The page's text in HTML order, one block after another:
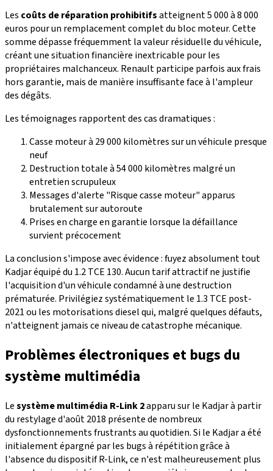
Les coûts de réparation prohibitifsatteignent 5 000 à 8 000
euros pour un remplacement complet du bloc moteur. Cette
somme dépasse fréquemment la valeur résiduelle du véhicule,
créant une situation financière inextricable pour les
propriétaires malchanceux. Renault participe parfois aux frais
hors garantie, mais de manière insuffisante face à l'ampleur
des dégâts.
Les témoignages rapportent des cas dramatiques :
Casse moteur à 29 000 kilomètres sur un véhicule presque
neuf
Destruction totale à 54 000 kilomètres malgré un
entretien scrupuleux
Messages d'alerte "Risque casse moteur" apparus
brutalement sur autoroute
Prises en charge en garantie lorsque la défaillance
survient précocement
La conclusion s'impose avec évidence : fuyez absolument tout
Kadjar équipé du 1.2 TCE 130. Aucun tarif attractif ne justifie
l'acquisition d'un véhicule condamné à une destruction
prématurée. Privilégiez systématiquement le 1.3 TCE post-
2021 ou les motorisations diesel qui, malgré quelques défauts,
n'atteignent jamais ce niveau de catastrophe mécanique.
Problèmes électroniques et bugs du
système multimédia
Lesystème multimédia R-Link 2apparu sur le Kadjar à partir
du restylage d'août 2018 présente de nombreux
dysfonctionnements frustrants au quotidien. Si le Kadjar a été
initialement épargné par les bugs à répétition grâce à
l'absence du dispositif R-Link, ce n'est malheureusement plus